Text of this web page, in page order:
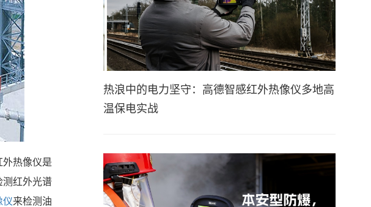
热像仪是
测红外光谱
仪来检测油
热浪中的电力坚守：高德智感红外热像仪多地高
温保电实战